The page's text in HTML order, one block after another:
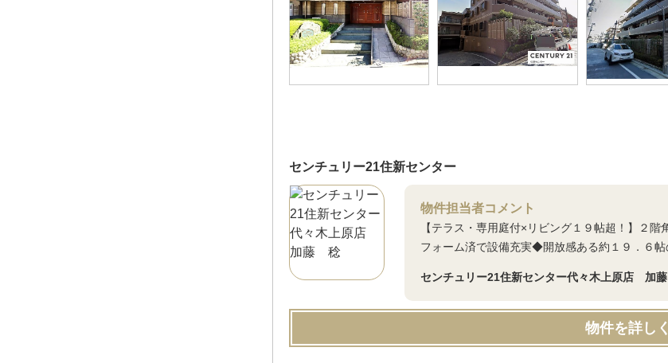
センチュリー21住新センター
物件担当者コメント
【テラス・専用庭付×リビング１９帖超！】２
フォーム済で設備充実◆開放感ある約１９．６
センチュリー21住新センター代々木上原店 加
物件を詳し